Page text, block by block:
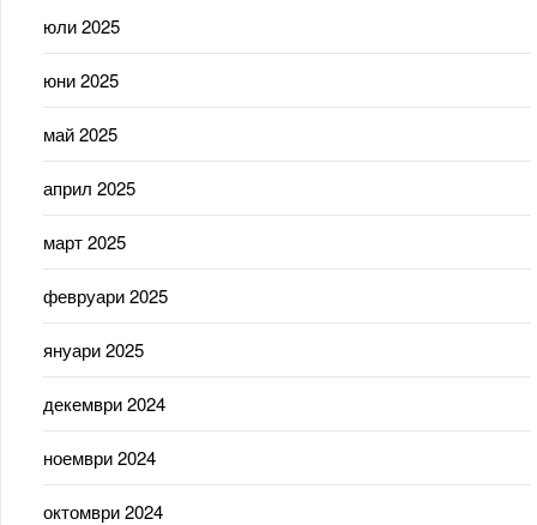
юли 2025
юни 2025
май 2025
април 2025
март 2025
февруари 2025
януари 2025
декември 2024
ноември 2024
октомври 2024